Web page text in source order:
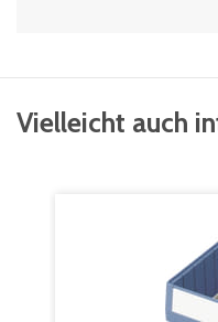
Vielleicht auch